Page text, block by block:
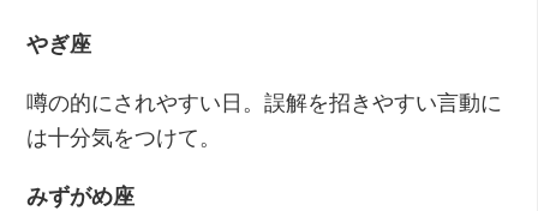
やぎ座
噂の的にされやすい日。誤解を招きやすい言動に
は十分気をつけて。
みずがめ座